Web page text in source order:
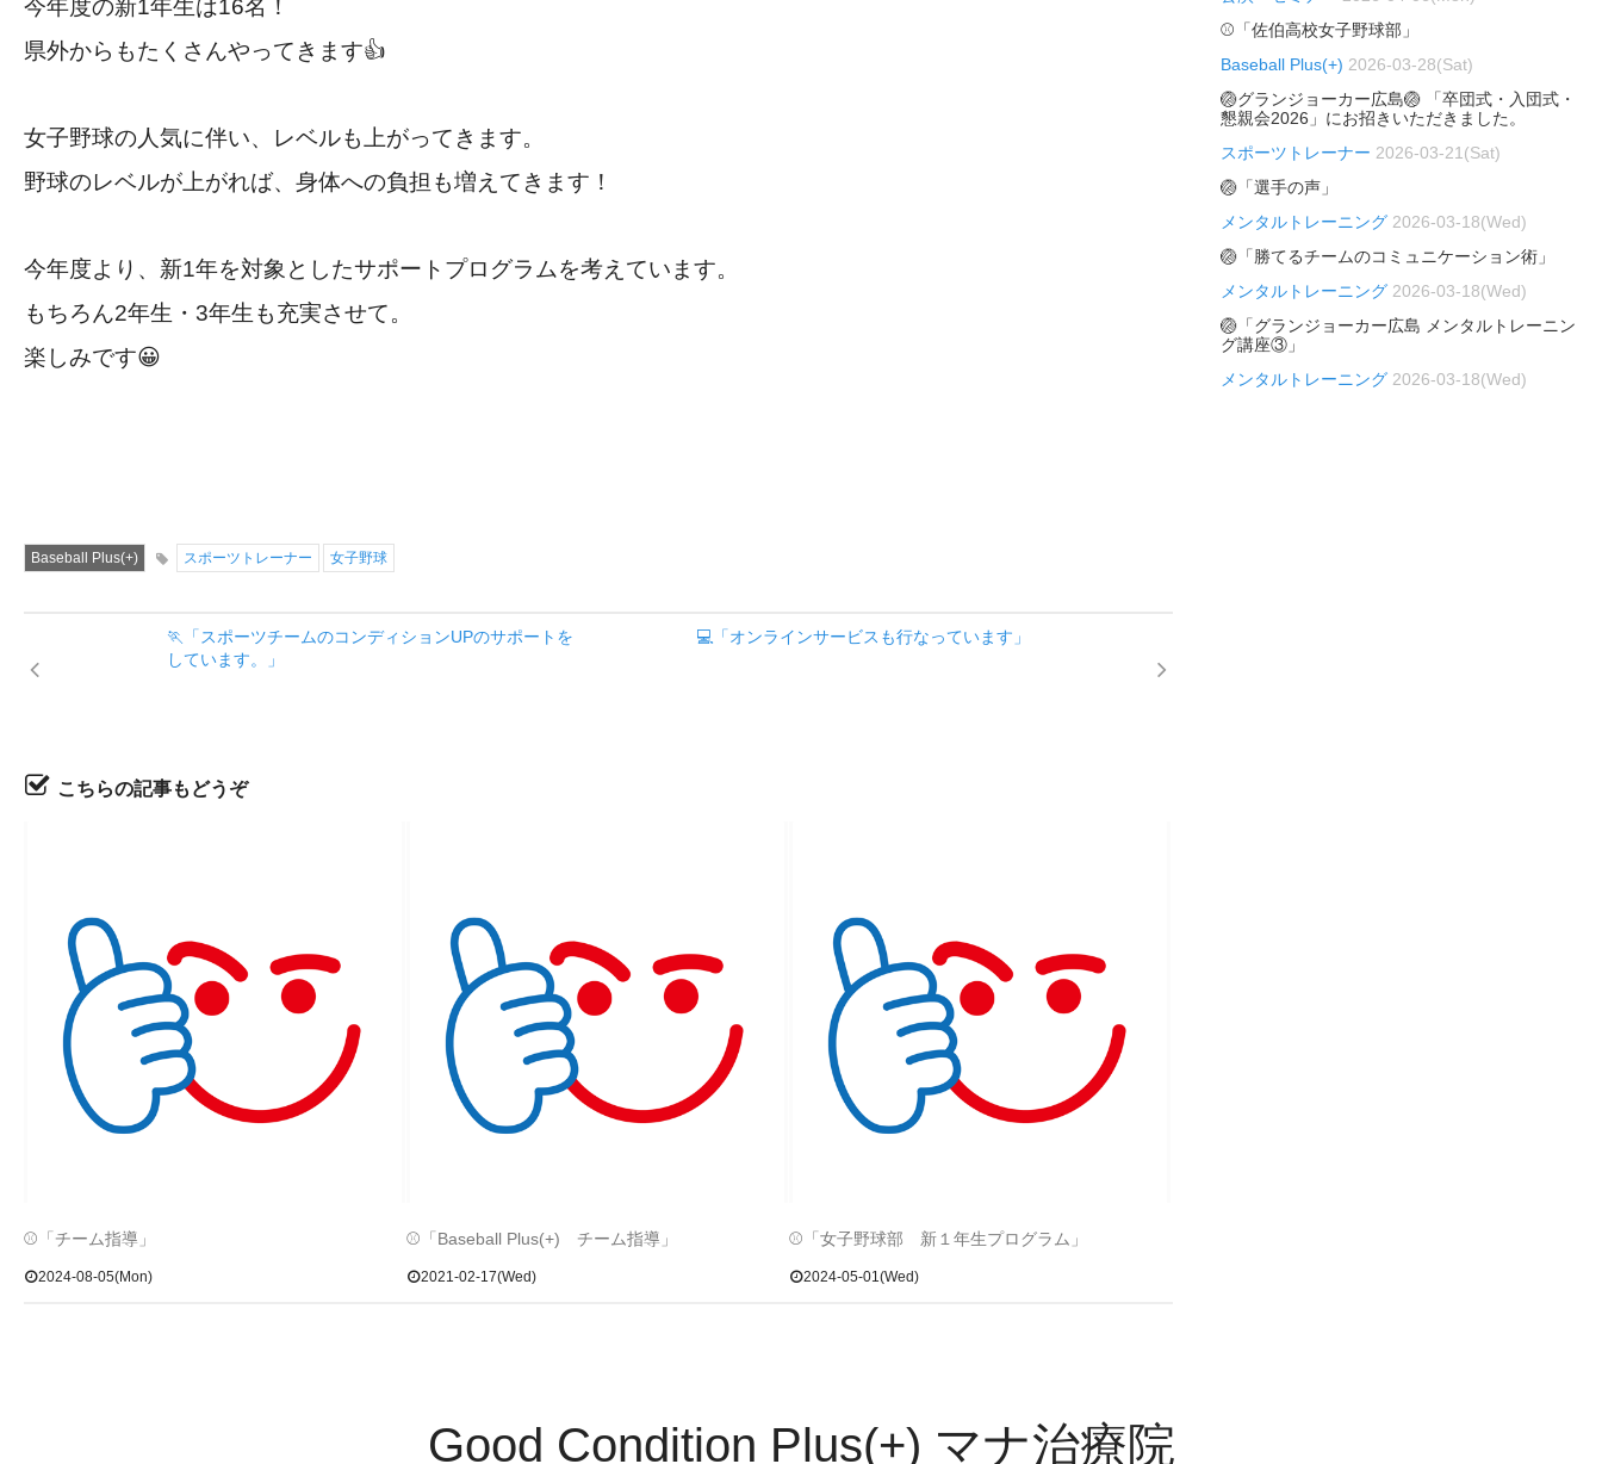
今年度の新1年生は16名！
県外からもたくさんやってきます👍
女子野球の人気に伴い、レベルも上がってきます。
野球のレベルが上がれば、身体への負担も増えてきます！
今年度より、新1年を対象としたサポートプログラムを考えています。
もちろん2年生・3年生も充実させて。
楽しみです😀
Baseball Plus(+) スポーツトレーナー 女子野球
🏃「スポーツチームのコンディションUPのサポートを
しています。」
💻「オンラインサービスも行なっています」
こちらの記事もどうぞ
⚾「チーム指導」
2024-08-05(Mon)
⚾「Baseball Plus(+) チーム指導」
2021-02-17(Wed)
⚾「女子野球部 新１年生プログラム」
2024-05-01(Wed)
⚾「佐伯高校女子野球部」
Baseball Plus(+) 2026-03-28(Sat)
🏐グランジョーカー広島🏐 「卒団式・入団式・
懇親会2026」にお招きいただきました。
スポーツトレーナー 2026-03-21(Sat)
🏐「選手の声」
メンタルトレーニング 2026-03-18(Wed)
🏐「勝てるチームのコミュニケーション術」
メンタルトレーニング 2026-03-18(Wed)
🏐「グランジョーカー広島 メンタルトレーニン
グ講座③」
メンタルトレーニング 2026-03-18(Wed)
Good Condition Plus(+) マナ治療院